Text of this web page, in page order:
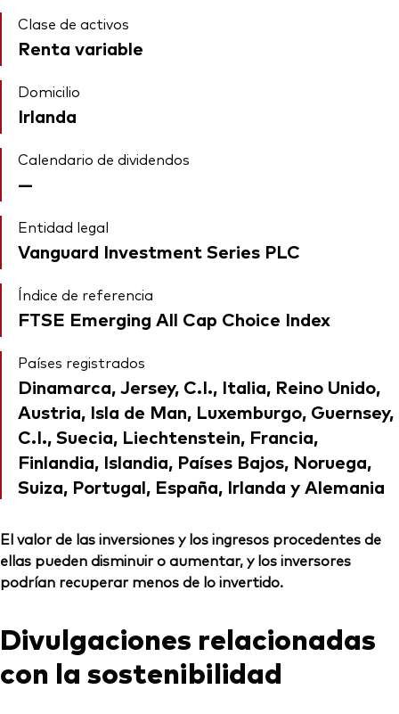
Clase de activos
Renta variable
Domicilio
Irlanda
Calendario de dividendos
—
Entidad legal
Vanguard Investment Series PLC
Índice de referencia
FTSE Emerging All Cap Choice Index
Países registrados
Dinamarca, Jersey, C.I., Italia, Reino Unido,
Austria, Isla de Man, Luxemburgo, Guernsey,
C.I., Suecia, Liechtenstein, Francia,
Finlandia, Islandia, Países Bajos, Noruega,
Suiza, Portugal, España, Irlanda y Alemania
El valor de las inversiones y los ingresos procedentes de
ellas pueden disminuir o aumentar, y los inversores
podrían recuperar menos de lo invertido.
Divulgaciones relacionadas
con la sostenibilidad